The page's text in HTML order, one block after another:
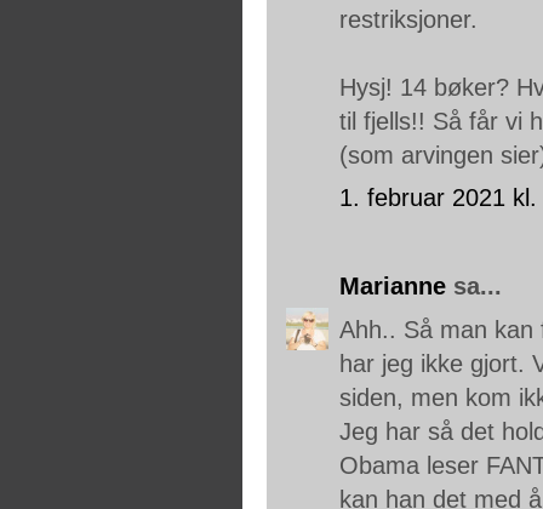
restriksjoner.
Hysj! 14 bøker?
til fjells!! Så får vi
(som arvingen
1. februar 2021 kl.
Marianne sa...
Ahh.. Så man kan
har jeg ikke gjort.
siden, men kom
Jeg har så det
Obama leser
kan han det med